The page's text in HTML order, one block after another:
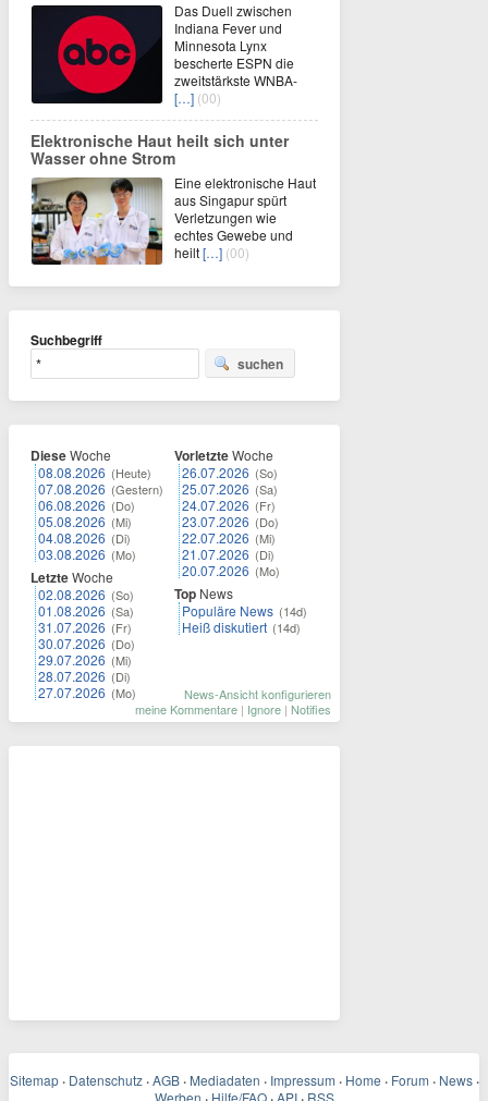
Das Duell zwischen
Indiana Fever und
Minnesota Lynx
bescherte ESPN die
zweitstärkste WNBA-
[…] (00)
Elektronische Haut heilt sich unter
Wasser ohne Strom
Eine elektronische Haut
aus Singapur spürt
Verletzungen wie
echtes Gewebe und
heilt[…] (00)
Suchbegriff
suchen
DieseWoche
08.08.2026 (Heute)
07.08.2026 (Gestern)
06.08.2026 (Do)
05.08.2026 (Mi)
04.08.2026 (Di)
03.08.2026 (Mo)
LetzteWoche
02.08.2026 (So)
01.08.2026 (Sa)
31.07.2026 (Fr)
30.07.2026 (Do)
29.07.2026 (Mi)
28.07.2026 (Di)
27.07.2026 (Mo)
VorletzteWoche
26.07.2026 (So)
25.07.2026 (Sa)
24.07.2026 (Fr)
23.07.2026 (Do)
22.07.2026 (Mi)
21.07.2026 (Di)
20.07.2026 (Mo)
Top News
Populäre News (14d)
Heiß diskutiert (14d)
News-Ansicht konfigurieren
meine Kommentare | Ignore | Notifies
Sitemap · Datenschutz · AGB · Mediadaten · Impressum · Home · Forum · News ·
Werben Hilfe/FAQ API RSS